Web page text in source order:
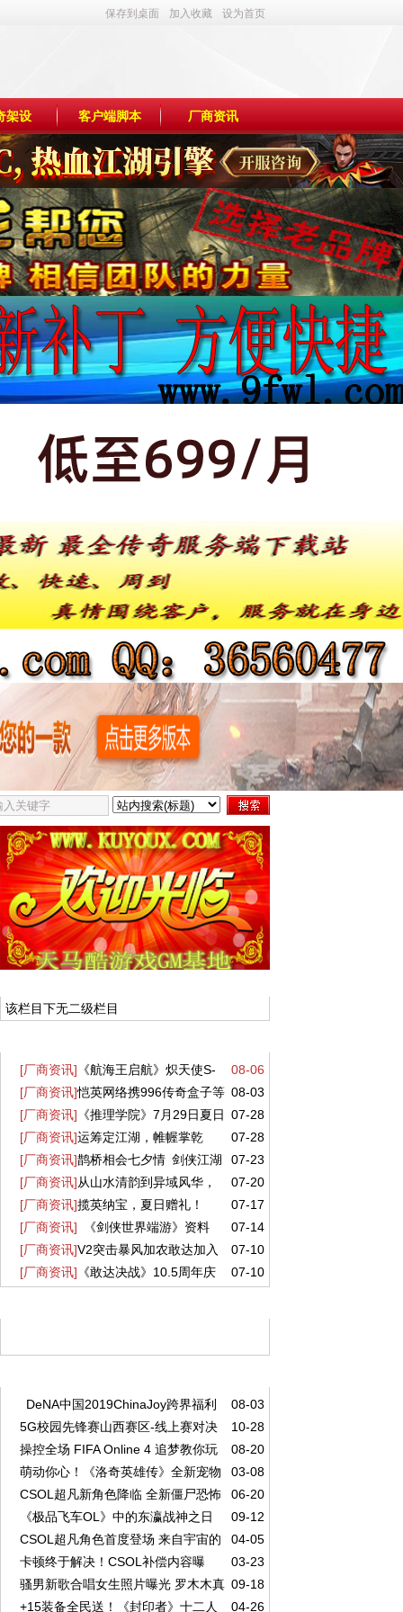
保存到桌面 加入收藏 设为首页
架设 客户端脚本 厂商资讯
该栏目下无二级栏目
08-06
[厂商资讯] 《航海王启航》炽天使S-
蛇女正式登场！这份阵容搭配请收好
08-03
[厂商资讯]恺英网络携996传奇盒子等
三大产品亮相2026 ChinaJoy 沙巴克城、
归心城池实景落地展馆
07-28
[厂商资讯] 《推理学院》7月29日夏日
盛会活动完美呈现
07-28
[厂商资讯]运筹定江湖，帷幄掌乾
坤！《剑网一》全新资料片【运筹帷幄】今
日上线！
07-23
[厂商资讯]鹊桥相会七夕情 剑侠江湖
共良辰 《剑网2》七夕版本今日浪漫开启！
07-20
[厂商资讯]从山水清韵到异域风华，
盛夏新裳伴你共赴新章！
07-17
[厂商资讯]揽英纳宝，夏日赠礼！
《剑侠世界3》夏日新品与福利上线！
07-14
[厂商资讯] 《剑侠世界端游》资料
片 “开疆拓土” 今日上线，战域领土开放07-10
[厂商资讯]V2突击暴风加农敢达加入
《敢达争锋对决》 历战活动开放免费获取
07-10
[厂商资讯] 《敢达决战》10.5周年庆
08-03
DeNA中国2019ChinaJoy跨界福利
大集合
10-28
5G校园先锋赛山西赛区-线上赛对决
精彩回顾，续写荣耀篇章
08-20
操控全场 FIFA Online 4 追梦教你玩
转经理人
03-08
萌动你心！《洛奇英雄传》全新宠物
玩法3.13上线
06-20
CSOL超凡新角色降临 全新僵尸恐怖
登场
09-12
《极品飞车OL》中的东瀛战神之日
产GTR Premium 2017
04-05
CSOL超凡角色首度登场 来自宇宙的
全新势力！
03-23
卡顿终于解决！CSOL补偿内容曝
光：+6狼魂登录送
09-18
骚男新歌合唱女生照片曝光 罗木木真
04-26
+15装备全民送！《封印者》十二人